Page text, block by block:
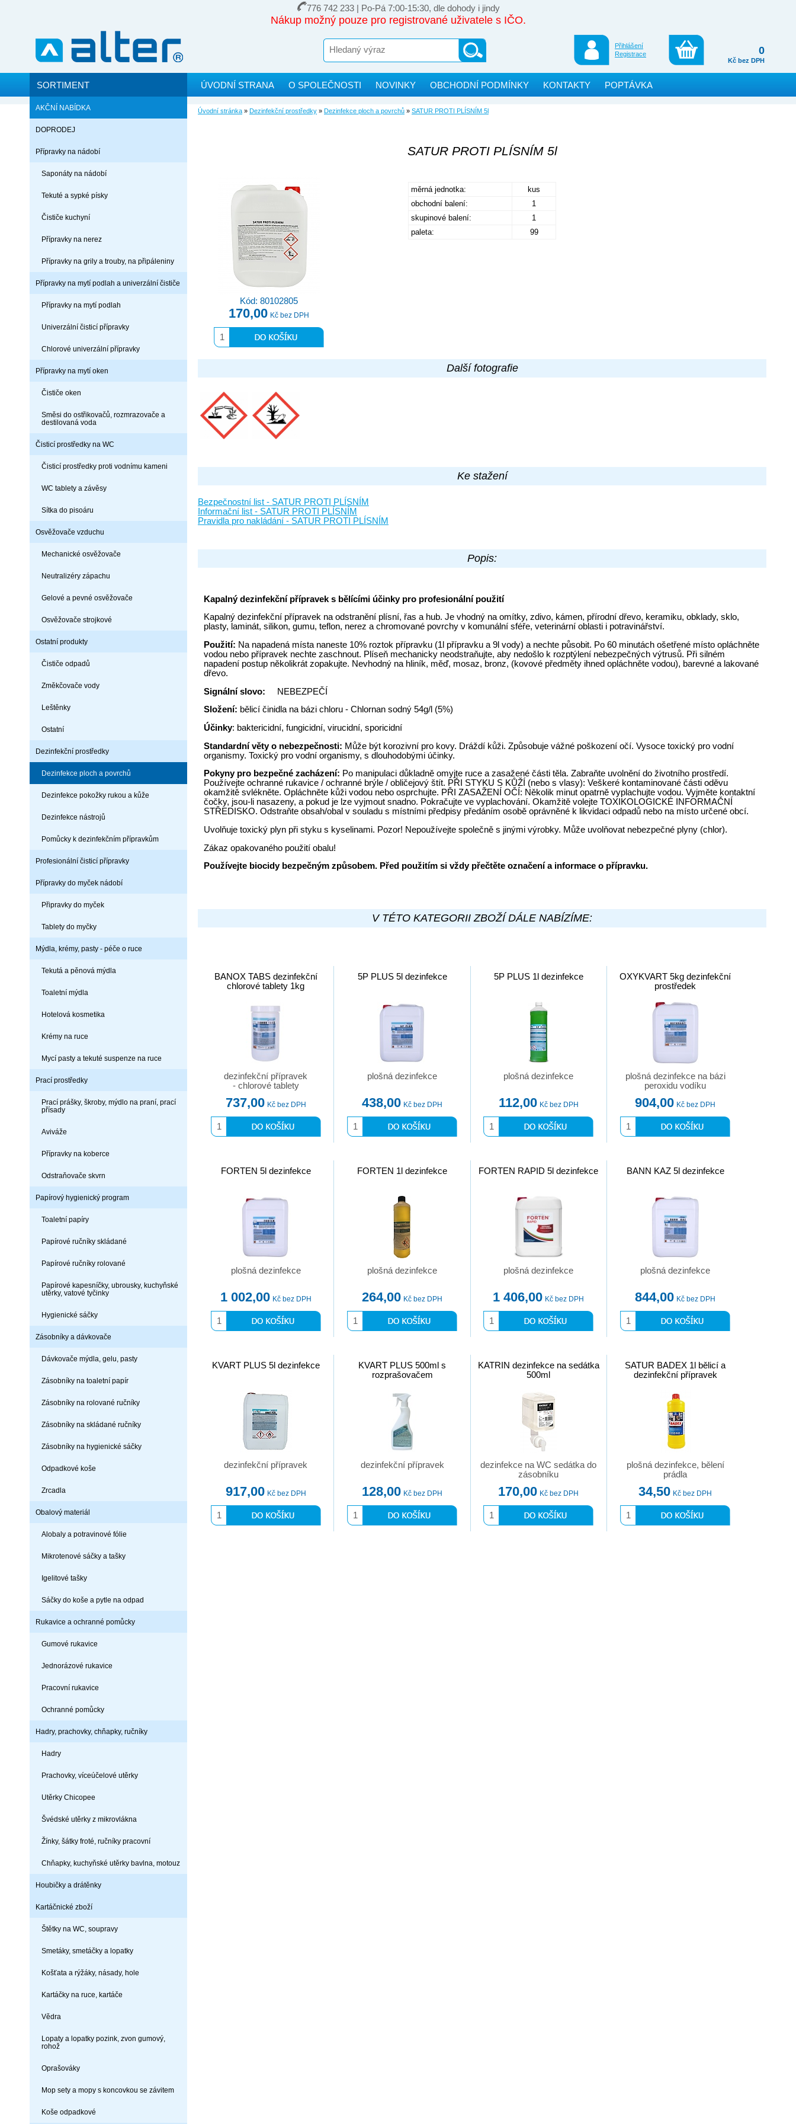
776 742 233 | Po-Pá 7:00-15:30, dle dohody i jindy
Nákup možný pouze pro registrované uživatele s IČO.
0
Kč bez DPH
Přihlášení
Registrace
SORTIMENT ÚVODNÍ STRANA O SPOLEČNOSTI NOVINKY OBCHODNÍ PODMÍNKY KONTAKTY POPTÁVKA
AKČNÍ NABÍDKA
DOPRODEJ
Přípravky na nádobí
Saponáty na nádobí
Tekuté a sypké písky
Čističe kuchyní
Přípravky na nerez
Přípravky na grily a trouby, na připáleniny
Přípravky na mytí podlah a univerzální čističe
Přípravky na mytí podlah
Univerzální čisticí přípravky
Chlorové univerzální přípravky
Přípravky na mytí oken
Čističe oken
Směsi do ostřikovačů, rozmrazovače a
destilovaná voda
Čisticí prostředky na WC
Čisticí prostředky proti vodnímu kameni
WC tablety a závěsy
Sítka do pisoáru
Osvěžovače vzduchu
Mechanické osvěžovače
Neutralizéry zápachu
Gelové a pevné osvěžovače
Osvěžovače strojkové
Ostatní produkty
Čističe odpadů
Změkčovače vody
Leštěnky
Ostatní
Dezinfekční prostředky
Dezinfekce ploch a povrchů
Dezinfekce pokožky rukou a kůže
Dezinfekce nástrojů
Pomůcky k dezinfekčním přípravkům
Profesionální čisticí přípravky
Přípravky do myček nádobí
Připravky do myček
Tablety do myčky
Mýdla, krémy, pasty - péče o ruce
Tekutá a pěnová mýdla
Toaletní mýdla
Hotelová kosmetika
Krémy na ruce
Mycí pasty a tekuté suspenze na ruce
Prací prostředky
Prací prášky, škroby, mýdlo na praní, prací
přísady
Aviváže
Přípravky na koberce
Odstraňovače skvrn
Papírový hygienický program
Toaletní papíry
Papírové ručníky skládané
Papírové ručníky rolované
Papírové kapesníčky, ubrousky, kuchyňské
utěrky, vatové tyčinky
Hygienické sáčky
Zásobníky a dávkovače
Dávkovače mýdla, gelu, pasty
Zásobníky na toaletní papír
Zásobníky na rolované ručníky
Zásobníky na skládané ručníky
Zásobníky na hygienické sáčky
Odpadkové koše
Zrcadla
Obalový materiál
Alobaly a potravinové fólie
Mikrotenové sáčky a tašky
Igelitové tašky
Sáčky do koše a pytle na odpad
Rukavice a ochranné pomůcky
Gumové rukavice
Jednorázové rukavice
Pracovní rukavice
Ochranné pomůcky
Hadry, prachovky, chňapky, ručníky
Hadry
Prachovky, víceúčelové utěrky
Utěrky Chicopee
Švédské utěrky z mikrovlákna
Žínky, šátky froté, ručníky pracovní
Chňapky, kuchyňské utěrky bavlna, motouz
Houbičky a drátěnky
Kartáčnické zboží
Štětky na WC, soupravy
Smetáky, smetáčky a lopatky
Košťata a rýžáky, násady, hole
Kartáčky na ruce, kartáče
Vědra
Lopaty a lopatky pozink, zvon gumový,
rohož
Oprašováky
Mop sety a mopy s koncovkou se závitem
Koše odpadkové
Úvodní stránka » Dezinfekční prostředky » Dezinfekce ploch a povrchů » SATUR PROTI PLÍSNÍM 5l
SATUR PROTI PLÍSNÍM 5l
Kód: 80102805
170,00 Kč bez DPH
měrná jednotka:
kus
obchodní balení:
1
skupinové balení:
1
paleta:
99
Další fotografie
Ke stažení
Bezpečnostní list - SATUR PROTI PLÍSNÍM
Informační list - SATUR PROTI PLÍSNÍM
Pravidla pro nakládání - SATUR PROTI PLÍSNÍM
Popis:
Kapalný dezinfekční přípravek s bělícími účinky pro profesionální použití
Kapalný dezinfekční přípravek na odstranění plísní, řas a hub. Je vhodný na omítky, zdivo, kámen, přírodní dřevo, keramiku, obklady, sklo,
plasty, laminát, silikon, gumu, teflon, nerez a chromované povrchy v komunální sféře, veterinární oblasti i potravinářství.
Použití: Na napadená místa naneste 10% roztok přípravku (1l přípravku a 9l vody) a nechte působit. Po 60 minutách ošetřené místo opláchněte
vodou nebo přípravek nechte zaschnout. Plíseň mechanicky neodstraňujte, aby nedošlo k rozptýlení nebezpečných výtrusů. Při silném
napadení postup několikrát zopakujte. Nevhodný na hliník, měď, mosaz, bronz, (kovové předměty ihned opláchněte vodou), barevné a lakované
dřevo.
Signální slovo:
NEBEZPEČÍ
Složení: bělicí činidla na bázi chloru - Chlornan sodný 54g/l (5%)
Účinky: baktericidní, fungicidní, virucidní, sporicidní
Standardní věty o nebezpečnosti: Může být korozivní pro kovy. Dráždí kůži. Způsobuje vážné poškození očí. Vysoce toxický pro vodní
organismy. Toxický pro vodní organismy, s dlouhodobými účinky.
Pokyny pro bezpečné zacházení: Po manipulaci důkladně omyjte ruce a zasažené části těla. Zabraňte uvolnění do životního prostředí.
Používejte ochranné rukavice / ochranné brýle / obličejový štít. PŘI STYKU S KŮŽÍ (nebo s vlasy): Veškeré kontaminované části oděvu
okamžitě svlékněte. Opláchněte kůži vodou nebo osprchujte. PŘI ZASAŽENÍ OČÍ: Několik minut opatrně vyplachujte vodou. Vyjměte kontaktní
čočky, jsou-li nasazeny, a pokud je lze vyjmout snadno. Pokračujte ve vyplachování. Okamžitě volejte TOXIKOLOGICKÉ INFORMAČNÍ
STŘEDISKO. Odstraňte obsah/obal v souladu s místními předpisy předáním osobě oprávněné k likvidaci odpadů nebo na místo určené obcí.
Uvolňuje toxický plyn při styku s kyselinami. Pozor! Nepoužívejte společně s jinými výrobky. Může uvolňovat nebezpečné plyny (chlor).
Zákaz opakovaného použití obalu!
Používejte biocidy bezpečným způsobem. Před použitím si vždy přečtěte označení a informace o přípravku.
V TÉTO KATEGORII ZBOŽÍ DÁLE NABÍZÍME:
BANOX TABS dezinfekční
chlorové tablety 1kg
dezinfekční přípravek
- chlorové tablety
737,00 Kč bez DPH
5P PLUS 5l dezinfekce
plošná dezinfekce
438,00 Kč bez DPH
5P PLUS 1l dezinfekce
plošná dezinfekce
112,00 Kč bez DPH
OXYKVART 5kg dezinfekční
prostředek
plošná dezinfekce na bázi
peroxidu vodíku
904,00 Kč bez DPH
FORTEN 5l dezinfekce
plošná dezinfekce
1 002,00 Kč bez DPH
FORTEN 1l dezinfekce
plošná dezinfekce
264,00 Kč bez DPH
FORTEN RAPID 5l dezinfekce
plošná dezinfekce
1 406,00 Kč bez DPH
BANN KAZ 5l dezinfekce
plošná dezinfekce
844,00 Kč bez DPH
KVART PLUS 5l dezinfekce
dezinfekční přípravek
917,00 Kč bez DPH
KVART PLUS 500ml s
rozprašovačem
dezinfekční přípravek
128,00 Kč bez DPH
KATRIN dezinfekce na sedátka
500ml
dezinfekce na WC sedátka do
zásobníku
170,00 Kč bez DPH
SATUR BADEX 1l bělicí a
dezinfekční přípravek
plošná dezinfekce, bělení
prádla
34,50 Kč bez DPH